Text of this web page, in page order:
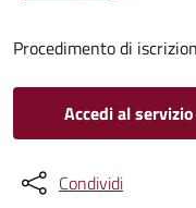
Procedimento di
Accedi al servizio
Condividi